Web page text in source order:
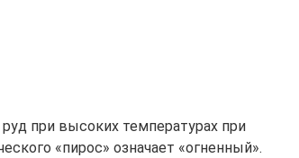
при высоких температурах при
«пирос» означает «огненный».